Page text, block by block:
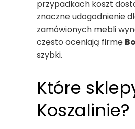
przypadkach koszt
znaczne udogodnienie
zamówionych mebli
często oceniają firmę
szybki.
Które
Koszalinie?